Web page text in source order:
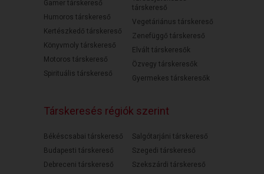
Gamer társkereső
Humoros társkereső
Kertészkedő társkereső
Könyvmoly társkereső
Motoros társkereső
Spirituális társkereső
társkereső
Vegetáriánus társkereső
Zenefüggő társkereső
Elvált társkeresők
Özvegy társkeresők
Gyermekes társkeresők
Társkeresés régiók szerint
Békéscsabai társkereső
Budapesti társkereső
Debreceni társkereső
Salgótarjáni társkereső
Szegedi társkereső
Szekszárdi társkereső